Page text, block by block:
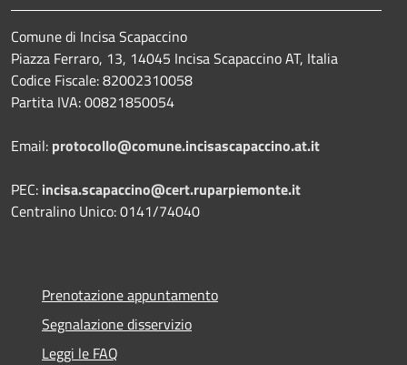
Comune di Incisa Scapaccino
Piazza Ferraro, 13, 14045 Incisa Scapaccino AT, Italia
Codice Fiscale: 82002310058
Partita IVA: 00821850054
Email: protocollo@comune.incisascapaccino.at.it
PEC: incisa.scapaccino@cert.ruparpiemonte.it
Centralino Unico: 0141/74040
Prenotazione appuntamento
Segnalazione disservizio
Leggi le FAQ